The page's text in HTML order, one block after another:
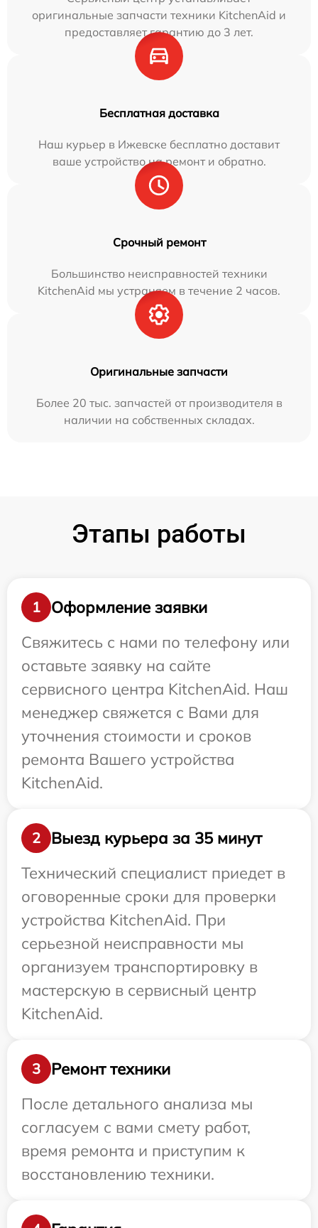
оригинальные запчасти техники KitchenAid и
предоставляет гарантию до 3 лет.
Бесплатная доставка
Наш курьер в Ижевске бесплатно доставит
ваше устройство на ремонт и обратно.
Срочный ремонт
Большинство неисправностей техники
KitchenAid мы устраняем в течение 2 часов.
Оригинальные запчасти
Более 20 тыс. запчастей от производителя в
наличии на собственных складах.
Этапы работы
1
Оформление заявки
Свяжитесь с нами по телефону или
оставьте заявку на сайте
сервисного центра KitchenAid. Наш
менеджер свяжется с Вами для
уточнения стоимости и сроков
ремонта Вашего устройства
KitchenAid.
2
Выезд курьера за 35 минут
Технический специалист приедет в
оговоренные сроки для проверки
устройства KitchenAid. При
серьезной неисправности мы
организуем транспортировку в
мастерскую в сервисный центр
KitchenAid.
3
Ремонт техники
После детального анализа мы
согласуем с вами смету работ,
время ремонта и приступим к
восстановлению техники.